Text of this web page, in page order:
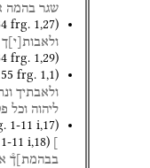
שגר בהמה
frg. 1,27)
ולאבות י ך
frg. 1,29)
frg. 1,1)
ולאבתיך
ליהוה וכל
1-11 i,17)
11 i,18)
בבהמת]ך֯